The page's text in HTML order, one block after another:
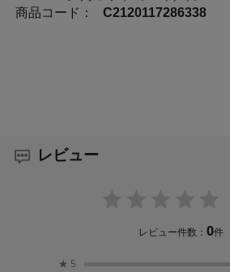
商品コード： C2120117286338
レビュー
レビュー件数：0件
★ 5